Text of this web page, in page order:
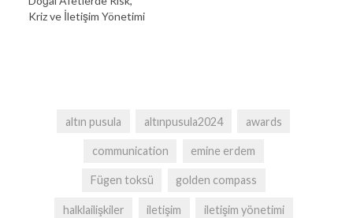
Kriz ve İletişim Yönetimi
altın pusula altınpusula2024 awards
communication emine erdem
Fügen toksü golden compass
halklailişkiler iletişim iletişim yönetimi